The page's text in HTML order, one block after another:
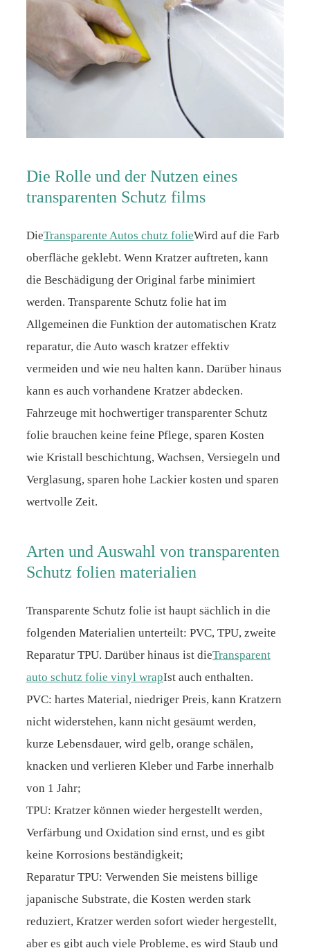
Die Rolle und der Nutzen eines
transparenten Schutz films
DieTransparente Autos chutz folieWird auf die Farb
oberfläche geklebt. Wenn Kratzer auftreten, kann
die Beschädigung der Original farbe minimiert
werden. Transparente Schutz folie hat im
Allgemeinen die Funktion der automatischen Kratz
reparatur, die Auto wasch kratzer effektiv
vermeiden und wie neu halten kann. Darüber hinaus
kann es auch vorhandene Kratzer abdecken.
Fahrzeuge mit hochwertiger transparenter Schutz
folie brauchen keine feine Pflege, sparen Kosten
wie Kristall beschichtung, Wachsen, Versiegeln und
Verglasung, sparen hohe Lackier kosten und sparen
wertvolle Zeit.
Arten und Auswahl von transparenten
Schutz folien materialien
Transparente Schutz folie ist haupt sächlich in die
folgenden Materialien unterteilt: PVC, TPU, zweite
Reparatur TPU. Darüber hinaus ist dieTransparent
auto schutz folie vinyl wrapIst auch enthalten.
PVC: hartes Material, niedriger Preis, kann Kratzern
nicht widerstehen, kann nicht gesäumt werden,
kurze Lebensdauer, wird gelb, orange schälen,
knacken und verlieren Kleber und Farbe innerhalb
von 1 Jahr;
TPU: Kratzer können wieder hergestellt werden,
Verfärbung und Oxidation sind ernst, und es gibt
keine Korrosions beständigkeit;
Reparatur TPU: Verwenden Sie meistens billige
japanische Substrate, die Kosten werden stark
reduziert, Kratzer werden sofort wieder hergestellt,
aber es gibt auch viele Probleme, es wird Staub und